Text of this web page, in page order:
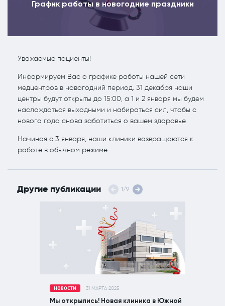
Кинезитерапия (ЛФК)
Колопроктология
Лечебный массаж
Мануальная терапия
Неврология
Нефрология
Рефлекторная терапия (рефлексотерапия)
Терапия
Травматология и ортопедия
Урология и андрология
Физиотерапия
Флебология
Хирургия
ПОЛЕЗНЫЕ СТАТЬИПОЛЕЗНЫЕ СТАТЬИ
График работы в новогодние праздники
Уважаемые пациенты!
Информируем Вас о графике работы нашей сети
медцентров в новогодний период. 31 декабря наши
центры будут открыты до 15:00, а 1 и 2 января мы будем
наслаждаться выходными и набираться сил, чтобы с
нового года снова заботиться о вашем здоровье.
Начиная с 3 января, наши клиники возвращаются к
работе в обычном режиме.
Другие публикации 1 /9
НОВОСТИ 31 МАРТА 2025
Мы открылись! Новая клиника в Южной